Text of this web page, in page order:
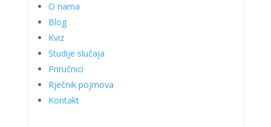
O nama
Blog
Kviz
Studije slučaja
Priručnici
Rječnik pojmova
Kontakt